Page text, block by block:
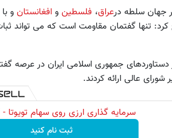
جهان سلطه درعراق، فلسطین و افغانستان و
تنها گفتمان مقاومت است که می تواند
دستاوردهای جمهوری اسلامی ایران در عرصه
عالی ارائه کردند.
سرمایه گذاری ارزی روی سهام
ثبت نام کنید
موی جلبک توی حمومت
تنها در چند ساعت